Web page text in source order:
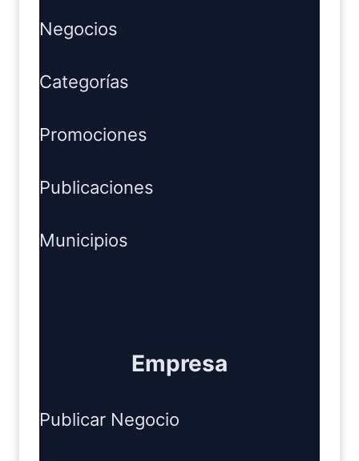
Negocios
Categorías
Promociones
Publicaciones
Municipios
Empresa
Publicar Negocio